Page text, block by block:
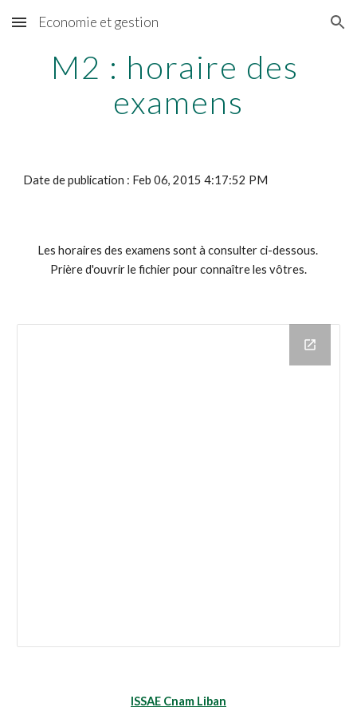
Skip to main content Skip to navigation
Economie et gestion
M2 : horaire des
examens
Date de publication : Feb 06, 2015 4:17:52 PM
Les horaires des examens sont à consulter ci-dessous.
Prière d'ouvrir le fichier pour connaître les vôtres.
ISSAE Cnam Liban